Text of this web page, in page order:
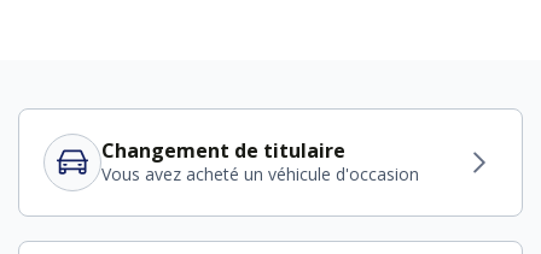
Changement de titulaire
Vous avez acheté un véhicule d'occasion